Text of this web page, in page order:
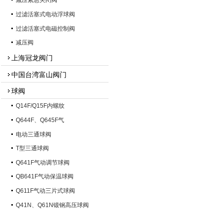
过滤活塞式电动浮球阀
过滤活塞式电磁控制阀
减压阀
上海冠龙阀门
中国台湾富山阀门
球阀
Q14F/Q15F内螺纹
Q644F、Q645F气
电动三通球阀
T型三通球阀
Q641F气动调节球阀
QB641F气动保温球阀
Q611F气动三片式球阀
Q41N、Q61N锻钢高压球阀